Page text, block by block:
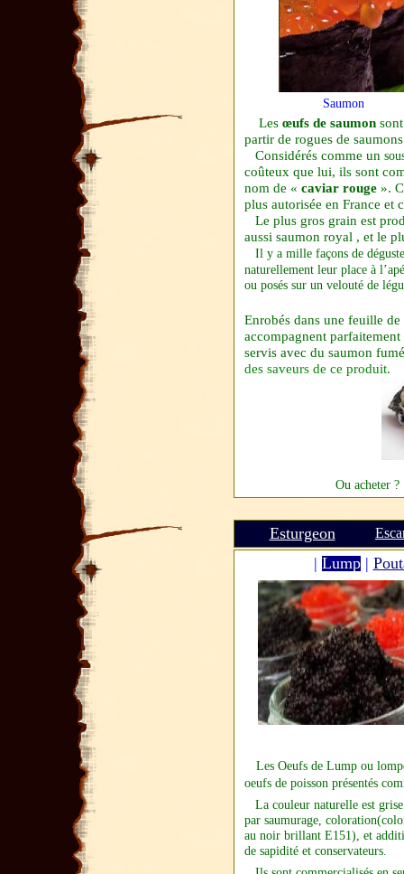
Saumon
Les œufs de saumon
partir de rogues de
Considérés comme un
coûteux que lui, ils sont
nom de « caviar rouge ».
plus autorisée en France et
Le plus gros grain est
aussi saumon royal , et le
Il y a mille façons de
naturellement leur place à
ou posés sur un velouté de
Enrobés dans une feuille
accompagnent
servis avec du saumon
des saveurs de ce produit.
Ou acheter ?
Esturgeon
| Lump|
Les Oeufs de Lump ou
oeufs de poisson présentés
La couleur naturelle est
par saumurage coloration
au noir brillant E151), et
de sapidité et conservateurs